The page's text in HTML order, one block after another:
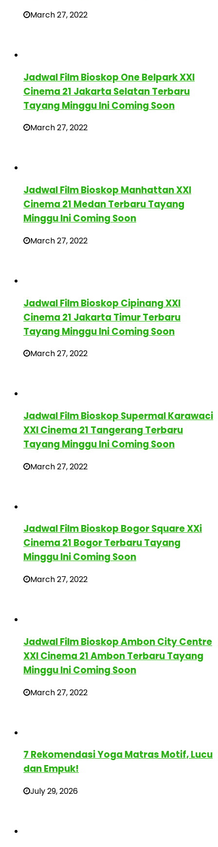
March 27, 2022
Jadwal Film Bioskop One Belpark XXI
Cinema 21 Jakarta Selatan Terbaru
Tayang Minggu Ini Coming Soon
March 27, 2022
Jadwal Film Bioskop Manhattan XXI
Cinema 21 Medan Terbaru Tayang
Minggu Ini Coming Soon
March 27, 2022
Jadwal Film Bioskop Cipinang XXI
Cinema 21 Jakarta Timur Terbaru
Tayang Minggu Ini Coming Soon
March 27, 2022
Jadwal Film Bioskop Supermal Karawaci
XXI Cinema 21 Tangerang Terbaru
Tayang Minggu Ini Coming Soon
March 27, 2022
Jadwal Film Bioskop Bogor Square XXi
Cinema 21 Bogor Terbaru Tayang
Minggu Ini Coming Soon
March 27, 2022
Jadwal Film Bioskop Ambon City Centre
XXI Cinema 21 Ambon Terbaru Tayang
Minggu Ini Coming Soon
March 27, 2022
7 Rekomendasi Yoga Matras Motif, Lucu
dan Empuk!
July 29, 2026